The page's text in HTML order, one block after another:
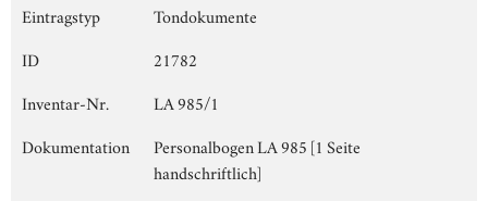
Eintragstyp
Tondokumente
ID
21782
Inventar-Nr.
LA 985/1
Dokumentation
Personalbogen LA 985 [1 Seite
handschriftlich]